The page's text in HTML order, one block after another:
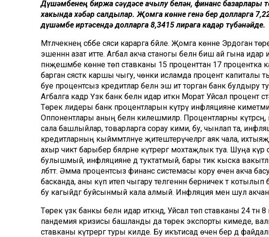
Дүшәмбенең биржа сәүдәсе ачылу белән, финанс базарлары
хакында хәбәр салдылар. Җомга көнне генә бер долларга
дүшәмбе иртәсендә долларга 8,3415 лирага кадәр түбәнәйде.
Мәтәлчекнең сәбәбе сәяси карарга бәйле. Җомга көнне Эрдоган
эшеннән азат итте. Агбал акча станогы белән биш ай гына
пәнҗешәмбе көнне төп ставканы 15 проценттан 17 процентка
барган сәясәткә каршы чыгу, чөнки исламда процент
буе процентсыз кредитлар белән эш итә торган банк булдыру
Агбалга кадәр Үзәк банк белән идарә иткән Морат Уйсал процент
Төрек лидеры банк процентларын күтәрү инфляцияне
Оппонентлары аның белән килешмиләр. Процентларны
сала башлыйлар, товарларга сорау кими, бу, чынлап та,
кредитларның кыйммәтләнүе җитештерүчеләргә аяк чала,
ахыр чиктә барыбер бәяләрне күтәрергә мохтаҗлык туа. Шуңа
булышмый, инфляцияне дә туктатмый, бары тик кыска вакытлы
әлбәттә. Әмма процентсыз финанс системасы кору өчен акча
басканда, аны күп итеп чыгару теләгеннән берничек тә котылып
бу кагыйдәгә буйсынмый кала алмый. Инфляция менә шул
Төрек үзәк банкы белән идарә иткәндә, Уйсал төп ставканы 24
пандемия кризисы башланды да төрек экспорты кимеде,
ставканы күтәрергә туры килде. Бу икътисад өчен бер дә